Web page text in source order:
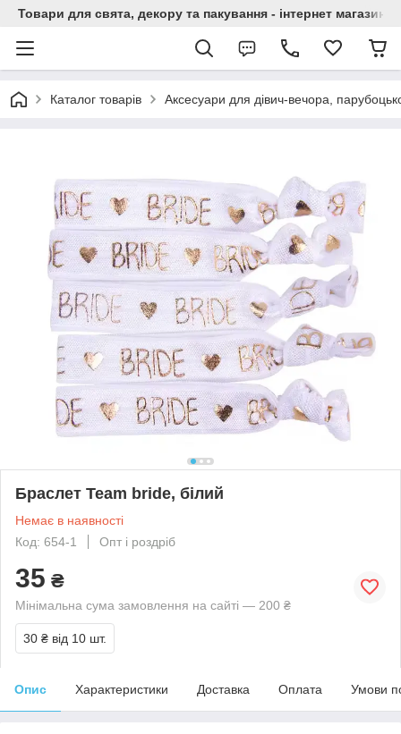
Товари для свята, декору та пакування - інтернет магазин
Каталог товарів Аксесуари для дівич-вечора,
Браслет Team bride, білий
Немає в наявності
Код: 654-1
Опт і роздріб
35 ₴
Мінімальна сума замовлення на сайті — 200 ₴
30 ₴ від 10 шт.
Опис Характеристики Доставка Оплата Умови